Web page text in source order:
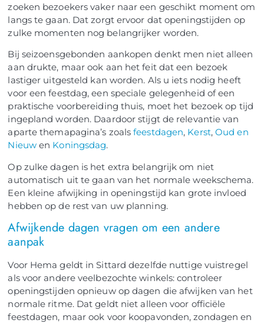
zoeken bezoekers vaker naar een geschikt moment om
langs te gaan. Dat zorgt ervoor dat openingstijden op
zulke momenten nog belangrijker worden.
Bij seizoensgebonden aankopen denkt men niet alleen
aan drukte, maar ook aan het feit dat een bezoek
lastiger uitgesteld kan worden. Als u iets nodig heeft
voor een feestdag, een speciale gelegenheid of een
praktische voorbereiding thuis, moet het bezoek op tijd
ingepland worden. Daardoor stijgt de relevantie van
aparte themapagina’s zoalsfeestdagen, Kerst,Oud en
Nieuwen Koningsdag.
Op zulke dagen is het extra belangrijk om niet
automatisch uit te gaan van het normale weekschema.
Een kleine afwijking in openingstijd kan grote invloed
hebben op de rest van uw planning.
Afwijkende dagen vragen om een andere
aanpak
Voor Hema geldt in Sittard dezelfde nuttige vuistregel
als voor andere veelbezochte winkels: controleer
openingstijden opnieuw op dagen die afwijken van het
normale ritme. Dat geldt niet alleen voor officiële
feestdagen, maar ook voor koopavonden, zondagen en